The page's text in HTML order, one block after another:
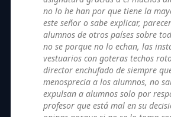
no lo he han por que tiene la
este señor o sabe explicar,
alumnos de otros países sobre
no se porque no lo echan, las
vestuarios con goteras techos
director enchufado de siempre
menosprecia a los alumnos, no
expulsan a alumnos solo por
profesor que está mal en su